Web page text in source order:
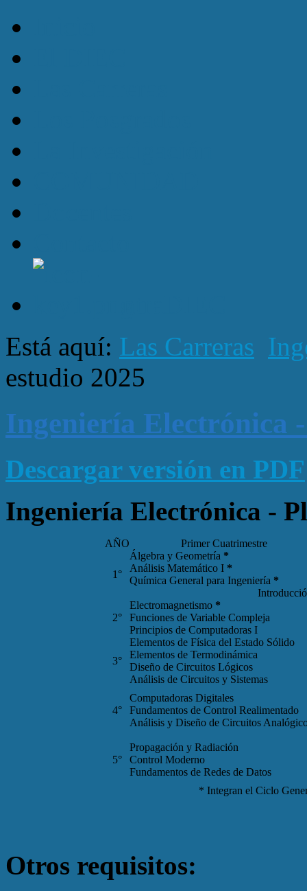
Está aquí: Las Carreras
estudio 2025
Ingeniería Electrónica
Descargar versión en PDF
Ingeniería Electrónica -
AÑO Primer Cuatrimestre
1°
Álgebra y Geometría *
Análisis Matemático I *
Química General para Ingeniería *
2°
Electromagnetismo *
Funciones de Variable Compleja
Principios de Computadoras I
3°
Elementos de Física del Estado Sólido
Elementos de Termodinámica
Diseño de Circuitos Lógicos
Análisis de Circuitos y Sistemas
4°
Computadoras Digitales
Fundamentos de Control Realimentado
Análisis y Diseño de Circuitos
5°
Propagación y Radiación
Control Moderno
Fundamentos de Redes de Datos
* Integran el Ciclo
Otros requisitos: